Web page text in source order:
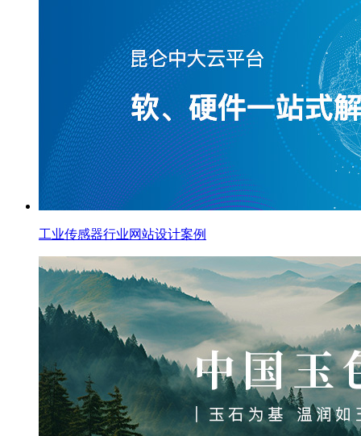
工业传感器行业网站设计案例